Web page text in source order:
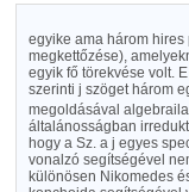
egyike ama három
megkettőzése),
egyik fő törekvése volt.
szerinti j szöget három
megoldásával
általánosságban
hogy a Sz. a j egyes
vonalzó segítségével
különösen Nikomedes